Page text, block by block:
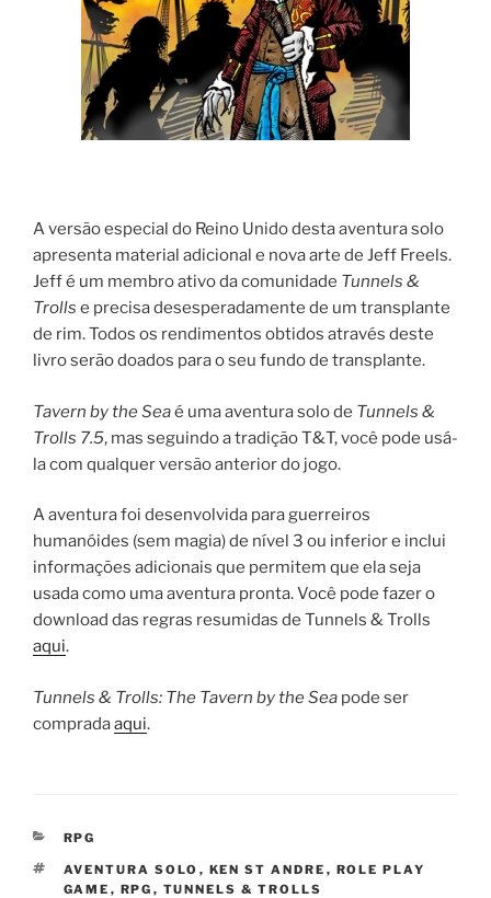
A versão especial do Reino Unido desta aventura solo
apresenta material adicional e nova arte de Jeff Freels.
Jeff é um membro ativo da comunidade Tunnels &
Trolls e precisa desesperadamente de um transplante
de rim. Todos os rendimentos obtidos através deste
livro serão doados para o seu fundo de transplante.
Tavern by the Seaé uma aventura solo de Tunnels &
Trolls 7.5, mas seguindo a tradição T&T, você pode usá-
la com qualquer versão anterior do jogo.
A aventura foi desenvolvida para guerreiros
humanóides (sem magia) de nível 3 ou inferior e inclui
informações adicionais que permitem que ela seja
usada como uma aventura pronta. Você pode fazer o
download das regras resumidas de Tunnels & Trolls
aqui.
Tunnels & Trolls: The Tavern by the Sea pode ser
compradaaqui.
CATEGORIAS
RPG
TAGS
AVENTURA SOLO , KEN ST ANDRE , ROLE PLAY
GAME , RPG , TUNNELS & TROLLS